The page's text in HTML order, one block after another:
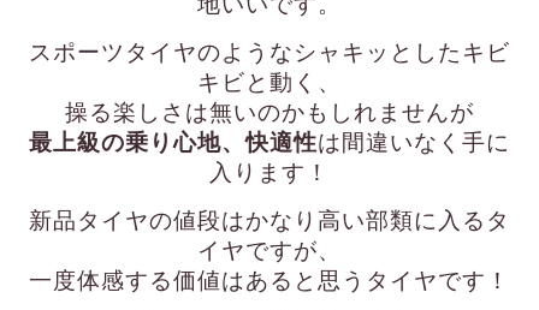
スポーツタイヤのようなシャキッとしたキビ
キビと動く、
操る楽しさは無いのかもしれませんが
最上級の乗り心地、快適性は間違いなく手に
入ります！
新品タイヤの値段はかなり高い部類に入るタ
イヤですが、
一度体感する価値はあると思うタイヤです！